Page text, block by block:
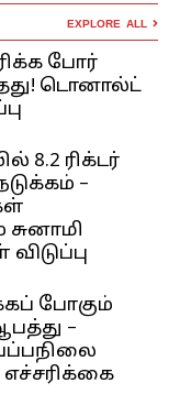
EXPLORE ALL
போர்
டொனால்ட்
8.2 ரிக்டர்
–
போகும்
–
எச்சரிக்கை